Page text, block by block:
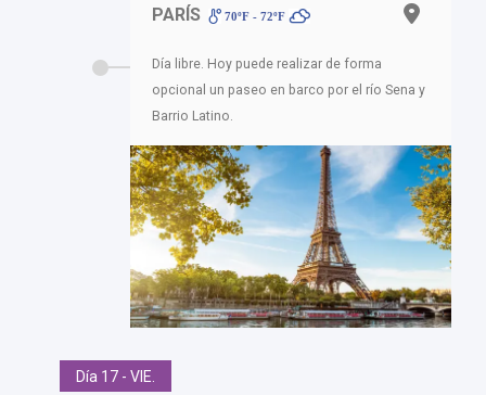
PARÍS 70ºF - 72ºF
Día libre. Hoy puede realizar de forma
opcional un paseo en barco por el río Sena y
Barrio Latino.
Día 17 - VIE.